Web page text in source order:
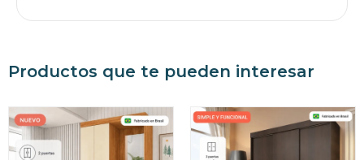
Productos que te pueden interesar